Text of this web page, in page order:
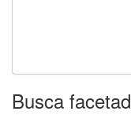
Busca